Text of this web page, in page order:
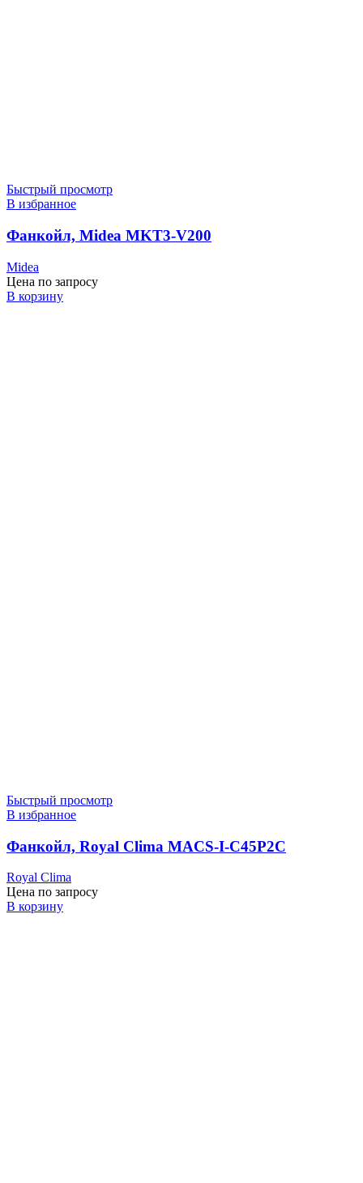
Быстрый просмотр
В избранное
Фанкойл, Midea MKT3-V200
Midea
Цена по запросу
В корзину
Быстрый просмотр
В избранное
Фанкойл, Royal Clima MACS-I-C45P2С
Royal Clima
Цена по запросу
В корзину